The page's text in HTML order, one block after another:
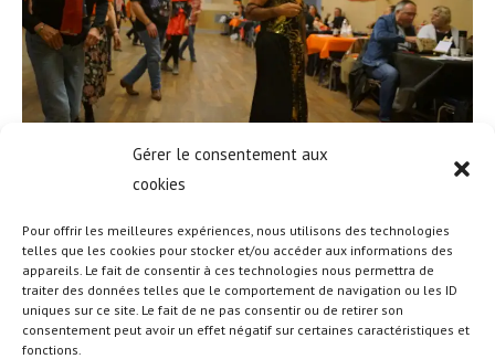
Gérer le consentement aux
cookies
Pour offrir les meilleures expériences, nous utilisons des technologies
telles que les cookies pour stocker et/ou accéder aux informations des
appareils. Le fait de consentir à ces technologies nous permettra de
traiter des données telles que le comportement de navigation ou les ID
uniques sur ce site. Le fait de ne pas consentir ou de retirer son
consentement peut avoir un effet négatif sur certaines caractéristiques et
fonctions.
© COPYRIGHT - OCEANWP THEME BY NICK